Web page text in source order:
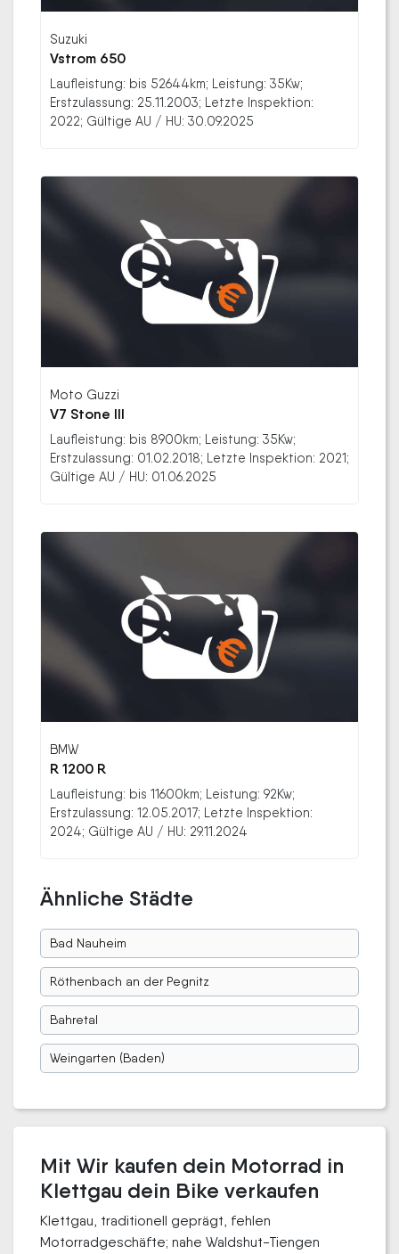
Suzuki
Vstrom 650
Laufleistung: bis 52644km; Leistung: 35Kw;
Erstzulassung: 25.11.2003; Letzte Inspektion:
2022; Gültige AU / HU: 30.09.2025
Moto Guzzi
V7 Stone III
Laufleistung: bis 8900km; Leistung: 35Kw;
Erstzulassung: 01.02.2018; Letzte Inspektion: 2021;
Gültige AU / HU: 01.06.2025
BMW
R 1200 R
Laufleistung: bis 11600km; Leistung: 92Kw;
Erstzulassung: 12.05.2017; Letzte Inspektion:
2024; Gültige AU / HU: 29.11.2024
Ähnliche Städte
Bad Nauheim
Röthenbach an der Pegnitz
Bahretal
Weingarten (Baden)
Mit Wir kaufen dein Motorrad in
Klettgau dein Bike verkaufen
Klettgau, traditionell geprägt, fehlen
Motorradgeschäfte; nahe Waldshut-Tiengen